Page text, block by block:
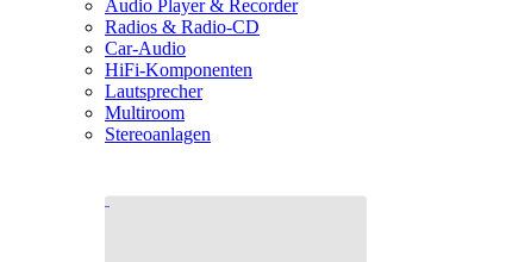
Audio Player & Recorder
Radios & Radio-CD
Car-Audio
HiFi-Komponenten
Lautsprecher
Multiroom
Stereoanlagen